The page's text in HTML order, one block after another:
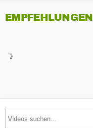
EMPFEHLUNGEN